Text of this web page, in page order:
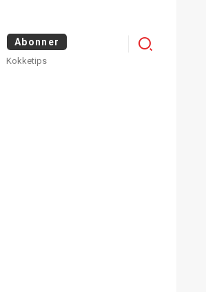
Abonner
Kokketips
Logg